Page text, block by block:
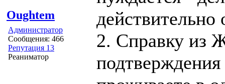
Oughtem
Администратор
Сообщения: 466
Репутация 13
Реаниматор
2. Справку из